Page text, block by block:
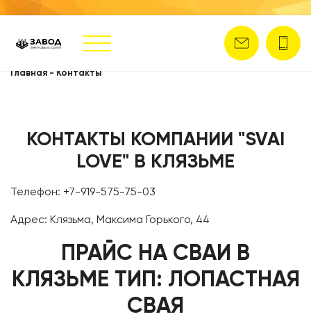
Главная - Контакты
КОНТАКТЫ КОМПАНИИ "SVAI
LOVE" В КЛЯЗЬМЕ
Телефон: +7-919-575-75-03
Адрес: Клязьма, Максима Горького, 44
ПРАЙС НА СВАИ В
КЛЯЗЬМЕ ТИП: ЛОПАСТНАЯ
СВАЯ